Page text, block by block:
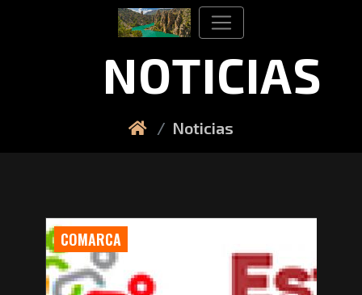
NOTICIAS
Noticias
COMARCA